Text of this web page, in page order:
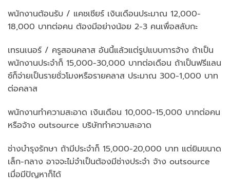
พนักงานต้อนรับ / แคชเชียร์ เงินเดือนประมาณ 12,000-
18,000 บาทต่อคน ต้องมีอย่างน้อย 2-3 คนเพื่อสลับกะ
เทรนเนอร์ / ครูสอนคลาส อันนี้แล้วแต่รูปแบบการจ้าง ถ้าเป็น
พนักงานประจำก็ 15,000-30,000 บาทต่อเดือน ถ้าเป็นฟรีแลน
ซ์ก็จ่ายเป็นรายชั่วโมงหรือรายคลาส ประมาณ 300-1,000 บาท
ต่อคลาส
พนักงานทำความสะอาด เงินเดือน 10,000-15,000 บาทต่อคน
หรือจ้าง outsource บริษัททำความสะอาด
ช่างบำรุงรักษา ถ้ามีประจำก็ 15,000-20,000 บาท แต่ยิมขนาด
เล็ก-กลาง อาจจะไม่จำเป็นต้องมีช่างประจำ จ้าง outsource
เมื่อมีปัญหาก็ได้